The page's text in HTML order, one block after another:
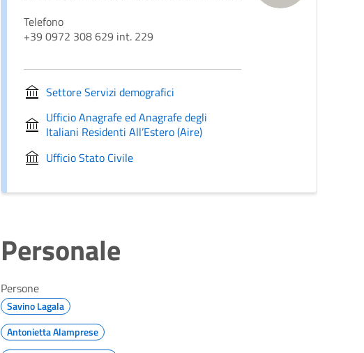
Telefono
+39 0972 308 629 int. 229
Settore Servizi demografici
Ufficio Anagrafe ed Anagrafe degli
Italiani Residenti All’Estero (Aire)
Ufficio Stato Civile
Personale
Persone
Savino Lagala
Antonietta Alamprese